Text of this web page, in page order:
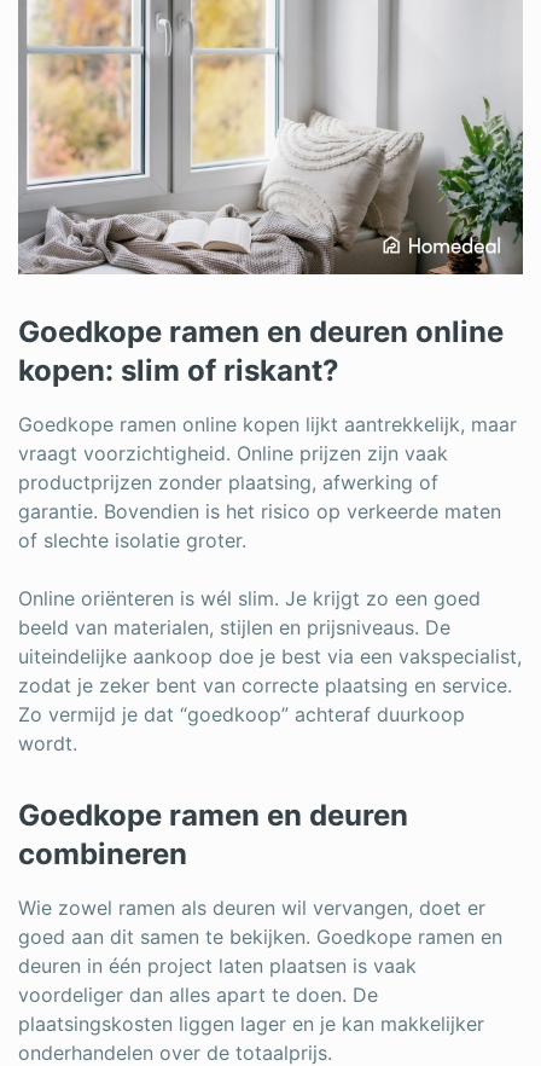
Goedkope ramen en deuren online
kopen: slim of riskant?
Goedkope ramen online kopen lijkt aantrekkelijk, maar
vraagt voorzichtigheid. Online prijzen zijn vaak
productprijzen zonder plaatsing, afwerking of
garantie. Bovendien is het risico op verkeerde maten
of slechte isolatie groter.
Online oriënteren is wél slim. Je krijgt zo een goed
beeld van materialen, stijlen en prijsniveaus. De
uiteindelijke aankoop doe je best via een vakspecialist,
zodat je zeker bent van correcte plaatsing en service.
Zo vermijd je dat “goedkoop” achteraf duurkoop
wordt.
Goedkope ramen en deuren
combineren
Wie zowel ramen als deuren wil vervangen, doet er
goed aan dit samen te bekijken. Goedkope ramen en
deuren in één project laten plaatsen is vaak
voordeliger dan alles apart te doen. De
plaatsingskosten liggen lager en je kan makkelijker
onderhandelen over de totaalprijs.